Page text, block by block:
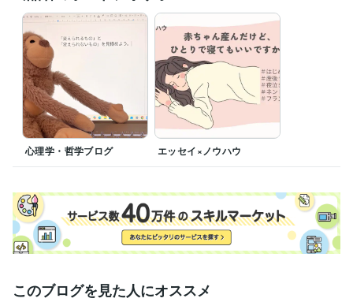
普通自動車第一種運転免許 取得年 : 2001年
上級心理カウンセラー 取得年 : 2016年
ビジネス・クリエイティブツール
Word:30年
Google ドキュメント:3年
Google スプレッドシート:0年 Canva:0年
得意分野
ライティング・翻訳 コピーライティング、エッセイスト
心理学・哲学ブログ エッセイ×ノウハウ
このブログを見た人にオススメ